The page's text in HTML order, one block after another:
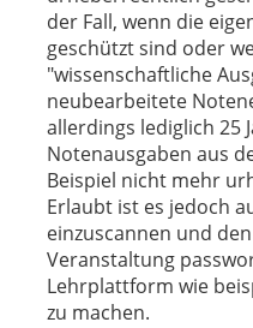
der Fall, wenn die
geschützt sind oder
"wissenschaftliche
neubearbeitete
allerdings lediglich 25
Notenausgaben aus
Beispiel nicht mehr
Erlaubt ist es jedoch
einzuscannen und
Veranstaltung
Lehrplattform wie
zu machen.